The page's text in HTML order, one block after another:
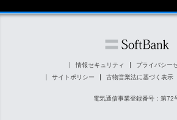
情報セキュリティ
プライバシー
サイトポリシー
古物営業法に基づく表示
電気通信事業登録番号：第72